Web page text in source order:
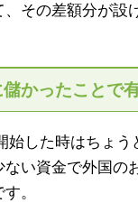
その差額分が設
かったことで
始した時はちょう
い資金で外国の
。